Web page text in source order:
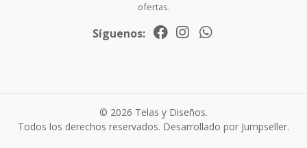
ofertas.
Síguenos:
© 2026 Telas y Diseños.
Todos los derechos reservados. Desarrollado por Jumpseller.